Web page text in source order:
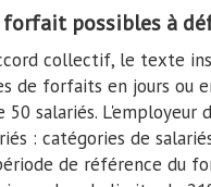
forfait possibles à
collectif, le texte
de forfaits en jours ou
salariés.
: catégories de
de référence du